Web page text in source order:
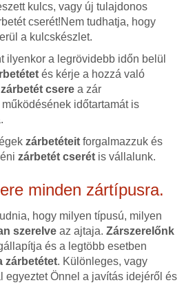
kulcs, vagy új tulajdonos
cserét!Nem tudhatja, hogy
a kulcskészlet.
ilyenkor a legrövidebb időn belül
és kérje a hozzá való
zárbetét cserea zár
időtartamát is
zárbetéteitforgalmazzuk és
zárbetét cserétis vállalunk.
minden zártípusra.
hogy milyen típusú, milyen
szerelveaz ajtaja. Zárszerelőnk
és a legtöbb esetben
zárbetétet. Különleges, vagy
egyeztet Önnel a javítás idejéről és